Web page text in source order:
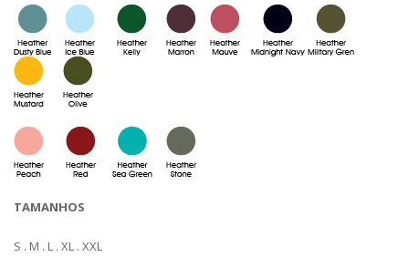
TAMANHOS
S . M . L . XL . XXL